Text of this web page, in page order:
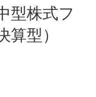
型株式フ
型）